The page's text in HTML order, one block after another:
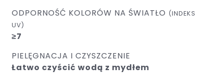
ODPORNOŚĆ KOLORÓW NA ŚWIATŁO (INDEKS
UV)
≥7
PIELĘGNACJA I CZYSZCZENIE
Łatwo czyścić wodą z mydłem